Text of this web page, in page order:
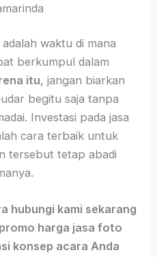
waktu di mana
berkumpul dalam
itu, jangan biarkan
begitu saja tanpa
Investasi pada jasa
cara terbaik untuk
tersebut tetap abadi
hubungi kami sekarang
harga jasa foto
konsep acara Anda